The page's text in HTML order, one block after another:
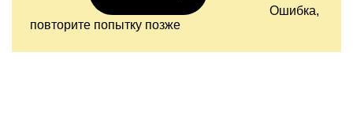
Ошибка,
повторите попытку позже